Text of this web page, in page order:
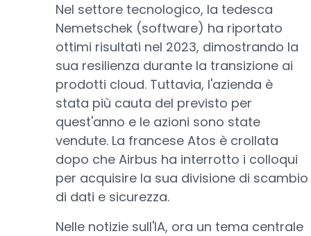
Nel settore tecnologico, la tedesca
Nemetschek (software) ha riportato
ottimi risultati nel 2023, dimostrando la
sua resilienza durante la transizione ai
prodotti cloud. Tuttavia, l'azienda è
stata più cauta del previsto per
quest'anno e le azioni sono state
vendute. La francese Atos è crollata
dopo che Airbus ha interrotto i colloqui
per acquisire la sua divisione di scambio
di dati e sicurezza.
Nelle notizie sull'IA, ora un tema centrale